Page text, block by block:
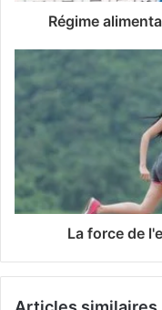
Régime
La force de